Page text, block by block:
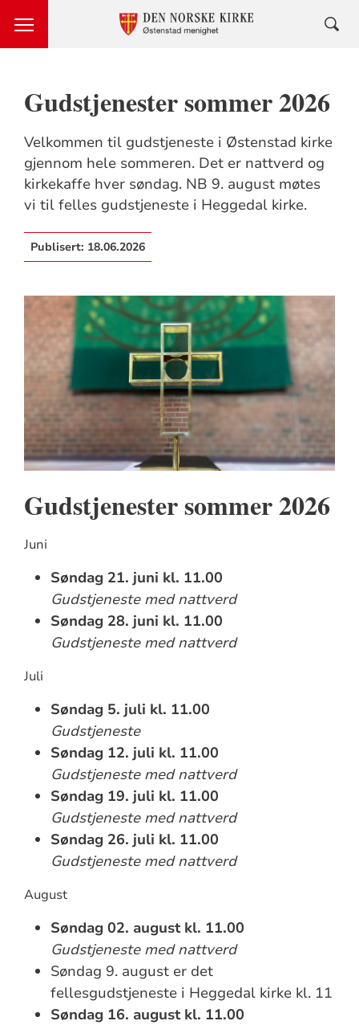
Gudstjenester sommer 2026
Velkommen til gudstjeneste i Østenstad kirke
gjennom hele sommeren. Det er nattverd og
kirkekaffe hver søndag. NB 9. august møtes
vi til felles gudstjeneste i Heggedal kirke.
Publisert: 18.06.2026
Gudstjenester sommer 2026
Juni
Søndag 21. juni kl. 11.00
Gudstjeneste med nattverd
Søndag 28. juni kl. 11.00
Gudstjeneste med nattverd
Juli
Søndag 5. juli kl. 11.00
Gudstjeneste
Søndag 12. juli kl. 11.00
Gudstjeneste med nattverd
Søndag 19. juli kl. 11.00
Gudstjeneste med nattverd
Søndag 26. juli kl. 11.00
Gudstjeneste med nattverd
August
Søndag 02. august kl. 11.00
Gudstjeneste med nattverd
Søndag 9. august er det
fellesgudstjeneste i Heggedal kirke kl. 11
Søndag 16. august kl. 11.00